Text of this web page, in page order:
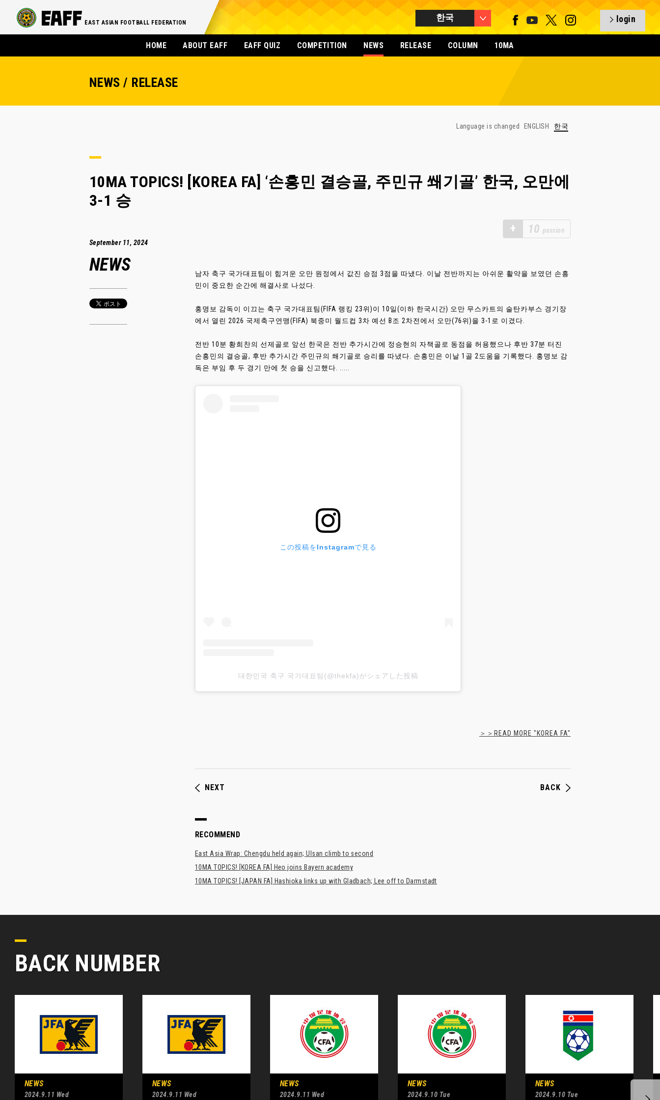
EAST ASIAN FOOTBALL FEDERATION 한국 login
HOME ABOUT EAFF EAFF QUIZ COMPETITION NEWS RELEASE COLUMN 10MA
NEWS / RELEASE
Language is changed ENGLISH 한국
10MA TOPICS! [KOREA FA] ‘손흥민 결승골, 주민규 쐐기골’ 한국, 오만에
3-1 승
+ 10 passion
September 11, 2024
NEWS
남자 축구 국가대표팀이 힘겨운 오만 원정에서 값진 승점 3점을 따냈다. 이날 전반까지는 아쉬운 활약을 보였던 손흥
민이 중요한 순간에 해결사로 나섰다.
홍명보 감독이 이끄는 축구 국가대표팀(FIFA 랭킹 23위)이 10일(이하 한국시간) 오만 무스카트의 술탄카부스 경기장
에서 열린 2026 국제축구연맹(FIFA) 북중미 월드컵 3차 예선 B조 2차전에서 오만(76위)을 3-1로 이겼다.
전반 10분 황희찬의 선제골로 앞선 한국은 전반 추가시간에 정승현의 자책골로 동점을 허용했으나 후반 37분 터진
손흥민의 결승골, 후반 추가시간 주민규의 쐐기골로 승리를 따냈다. 손흥민은 이날 1골 2도움을 기록했다. 홍명보 감
독은 부임 후 두 경기 만에 첫 승을 신고했다. .....
この投稿をInstagramで見る
대한민국 축구 국가대표팀(@thekfa)がシェアした投稿
＞＞READ MORE "KOREA FA"
NEXT BACK
RECOMMEND
East Asia Wrap: Chengdu held again; Ulsan climb to second
10MA TOPICS! [KOREA FA] Heo joins Bayern academy
10MA TOPICS! [JAPAN FA] Hashioka links up with Gladbach; Lee off to Darmstadt
BACK NUMBER
NEWS
2024.9.11 Wed
NEWS
2024.9.11 Wed
NEWS
2024.9.11 Wed
NEWS
2024.9.10 Tue
NEWS
2024.9.10 Tue